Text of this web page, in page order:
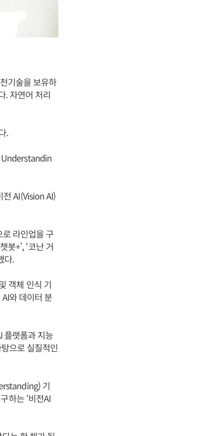
기술을 보유하
. 자연어 처리
.
Understandin
전 AI(Vision AI)
라인업을 구
봇+’, ‘코난 거
다.
객체 인식 기
와 데이터 분
플랫폼과 지능
으로 실질적인
기
하는 ‘비전AI